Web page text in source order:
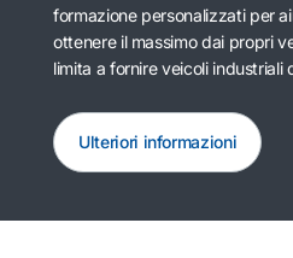
formazione personalizzati per
ottenere il massimo dai propri
limita a fornire veicoli industriali
Ulteriori informazioni